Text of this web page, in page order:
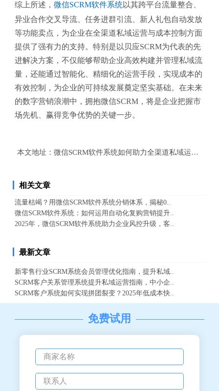
综上所述， 微信SCRM软件系统以其跨平台流量整合、
异业合作交叉导流、任务进群引流、新人礼包自动发放
等功能卖点，为企业在全渠道私域运营与成本控制方面
提供了强有力的支持。特别是以贝应SCRM为代表的先
进解决方案，不仅能够帮助企业高效构建并管理私域流
量，还能通过智能化、精细化的运营手段，实现成本的
有效控制，为企业的可持续发展奠定坚实基础。在未来
的数字营销浪潮中，拥抱微信SCRM，将是企业把握市
场先机、赢得竞争优势的关键一步。
本文地址： 微信SCRM软件系统如何助力全渠道私域运营与成
相关文章
流量枯竭？用微信SCRM软件系统分销体系，揭秘0..
微信SCRM软件系统：如何运用自动化复购营销提升..
2025年，微信SCRM软件系统助力企业风控升级，客..
最新文章
新零售行业SCRM系统会员管理优化指南，提升私域..
SCRM客户关系管理系统提升私域运营指南，中小企..
SCRM客户系统如何实现拼团裂变？2025年低成本快..
免费试用